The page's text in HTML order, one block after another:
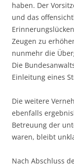
haben. Der
und das
Zeugen zu
nunmehr die
Die
Einleitung eines
Die weitere
ebenfalls
Betreuung der
waren, bleibt
Nach Abschluss